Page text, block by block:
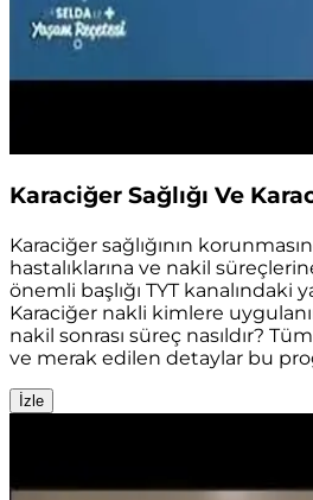
Karaciğer Sağlığı Ve
Karaciğer sağlığının
hastalıklarına ve nakil
önemli başlığı TYT kanalındaki
Karaciğer nakli kimlere
nakil sonrası süreç nasıldır?
ve merak edilen detaylar bu
İzle